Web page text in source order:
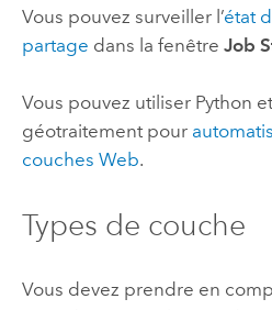
Vous pouvez surveiller l’état
partage dans la fenêtre Job
Vous pouvez utiliser Python
géotraitement pour
couches Web.
Types de couche
Vous devez prendre en